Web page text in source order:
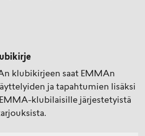
klubikirjeen saat EMMAn
ja tapahtumien lisäksi
klubilaisille järjestetyistä